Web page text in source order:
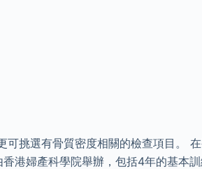
可挑選有骨質密度相關的檢查項目。
港婦產科學院舉辦，包括4年的基本